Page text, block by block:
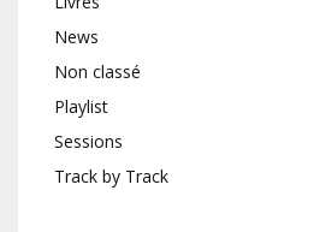
News
Non classé
Playlist
Sessions
Track by Track